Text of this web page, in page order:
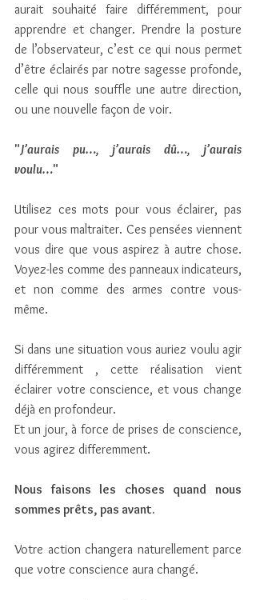
aurait souhaité faire différemment, pour
apprendre et changer. Prendre la posture
de l’observateur, c’est ce qui nous permet
d’être éclairés par notre sagesse profonde,
celle qui nous souffle une autre direction,
ou une nouvelle façon de voir.
"J’aurais pu…, j’aurais dû…, j’aurais
voulu…"
Utilisez ces mots pour vous éclairer, pas
pour vous maltraiter. Ces pensées viennent
vous dire que vous aspirez à autre chose.
Voyez-les comme des panneaux indicateurs,
et non comme des armes contre vous-
même.
Si dans une situation vous auriez voulu agir
différemment , cette réalisation vient
éclairer votre conscience, et vous change
déjà en profondeur.
Et un jour, à force de prises de conscience,
vous agirez differemment.
Nous faisons les choses quand nous
sommes prêts, pas avant.
Votre action changera naturellement parce
que votre conscience aura changé.